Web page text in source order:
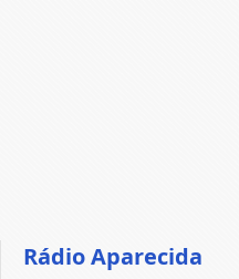
Rádio Aparecida